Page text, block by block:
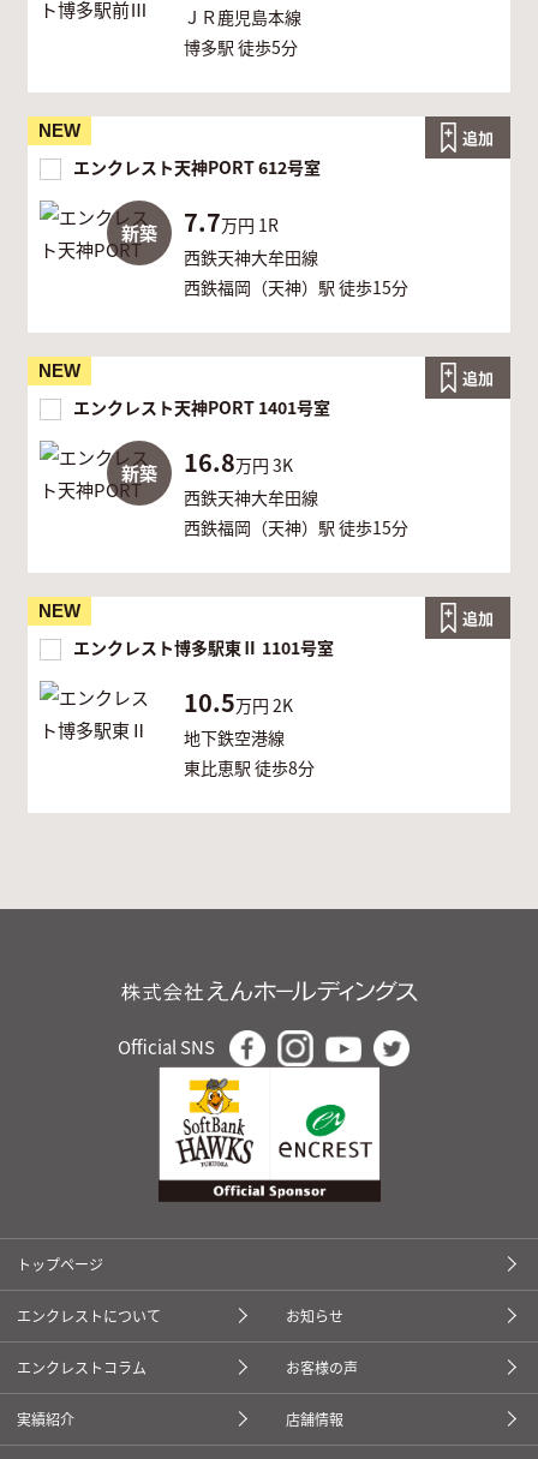
ＪＲ鹿児島本線
博多駅 徒歩5分
NEW
新築
エンクレスト天神PORT 612号室
7.7万円 1R
西鉄天神大牟田線
西鉄福岡（天神）駅 徒歩15分
追加
NEW
新築
エンクレスト天神PORT 1401号室
16.8万円3K
西鉄天神大牟田線
西鉄福岡（天神）駅 徒歩15分
追加
NEW
エンクレスト博多駅東Ⅱ 1101号室
10.5万円2K
地下鉄空港線
東比恵駅 徒歩8分
追加
Official SNS
トップページ
エンクレストについて お知らせ
エンクレストコラム お客様の声
実績紹介 店舗情報